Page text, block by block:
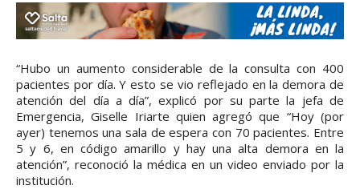
“Hubo un aumento considerable de la consulta con 400
pacientes por día. Y esto se vio reflejado en la demora de
atención del día a día”, explicó por su parte la jefa de
Emergencia, Giselle Iriarte quien agregó que “Hoy (por
ayer) tenemos una sala de espera con 70 pacientes. Entre
5 y 6, en código amarillo y hay una alta demora en la
atención”, reconoció la médica en un video enviado por la
institución.